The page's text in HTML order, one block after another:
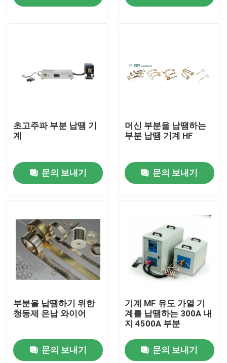
ビデオ
우리에 대하여
품질 관리
연락주세요
다이아몬드 톱날
초고주파 부분 납땜 기
계
문의 보내기
머신 부분을 납땜하는
부분 납땜 기계 HF
문의 보내기
부분을 납땜하기 위한
청동제 은납 와이어
문의 보내기
기계 MF 유도 가열 기
계를 납땜하는 300A 내
지 4500A 부분
문의 보내기